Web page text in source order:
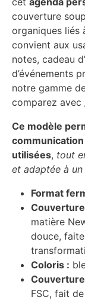
couverture
organiques liés
convient aux
notes, cadeau
d’événements
notre gamme
comparez avec
Ce modèle
utilisées, tout
et adaptée à
Format
matière
douce,
Coloris :
FSC, fait